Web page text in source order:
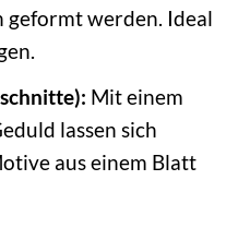
geformt werden. Ideal
Mit einem
lassen sich
aus einem Blatt